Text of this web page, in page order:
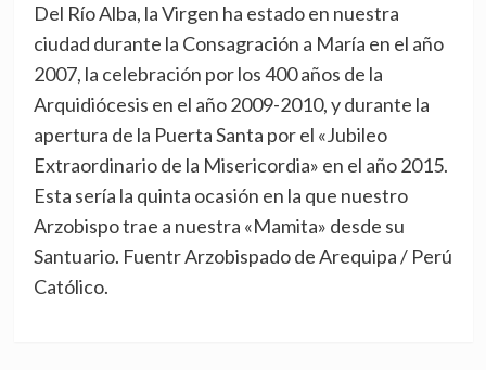
Del Río Alba, la Virgen ha estado en nuestra
ciudad durante la Consagración a María en el año
2007, la celebración por los 400 años de la
Arquidiócesis en el año 2009-2010, y durante la
apertura de la Puerta Santa por el «Jubileo
Extraordinario de la Misericordia» en el año 2015.
Esta sería la quinta ocasión en la que nuestro
Arzobispo trae a nuestra «Mamita» desde su
Santuario. Fuentr Arzobispado de Arequipa / Perú
Católico.